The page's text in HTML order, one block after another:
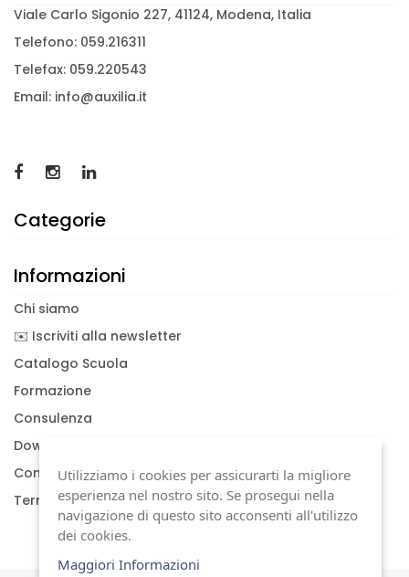
Viale Carlo Sigonio 227, 41124, Modena, Italia
Telefono: 059.216311
Telefax: 059.220543
Email: info@auxilia.it
Categorie
Informazioni
Chi siamo
✉️ Iscriviti alla newsletter
Catalogo Scuola
Formazione
Consulenza
Download documenti
Condizioni generali
Termini di garanzia
Utilizziamo i cookies per assicurarti la migliore
esperienza nel nostro sito. Se prosegui nella
navigazione di questo sito acconsenti all'utilizzo
dei cookies.
Maggiori Informazioni